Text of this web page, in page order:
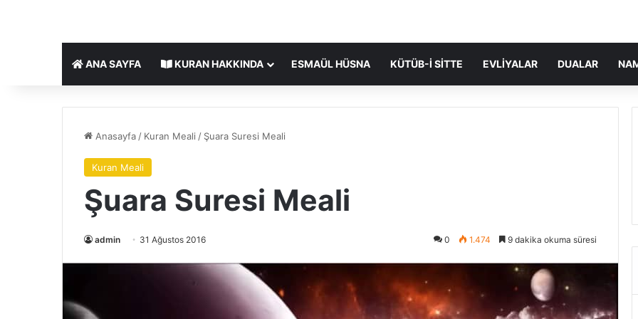
ANA SAYFA KURAN HAKKINDA ESMAÜL HÜSNA KÜTÜB-I SITTE EVLIYALAR DUALAR
Anasayfa / Kuran Meali / Şuara Suresi Meali
Kuran Meali
Şuara Suresi Meali
admin 31 Ağustos 2016 0 1.474 9 dakika okuma süresi